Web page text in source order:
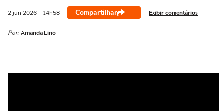
2 jun 2026 - 14h58 Compartilhar Exibir comentários
Por: Amanda Lino